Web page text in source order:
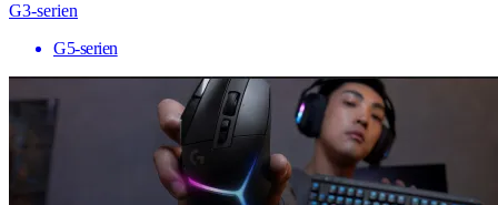
G3-serien
G5-serien